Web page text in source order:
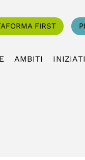
FIRST
AMBITI